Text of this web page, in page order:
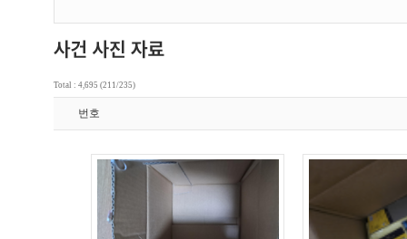
Total : 4,695 (211/235)
번호